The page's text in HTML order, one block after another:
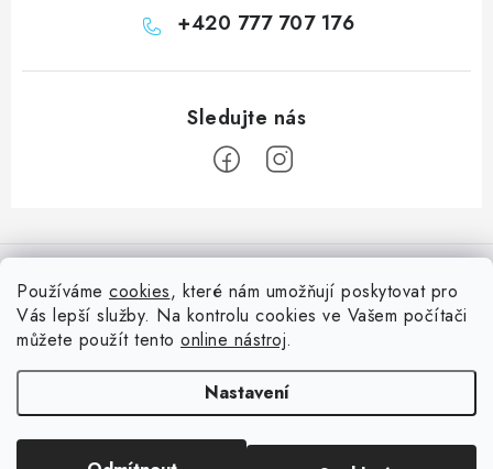
Používáme cookies, které nám umožňují poskytovat pro
Vás lepší služby. Na kontrolu cookies ve Vašem počítači
můžete použít tento online nástroj.
Nastavení
+420 777 707 176
á
Doprava
Oblíbené ♥️
Nepřehlédněte
Blog s nápady a návody
Slovník pojmů, české návody
. Všechna práva vyhrazena.Upravit nastavení